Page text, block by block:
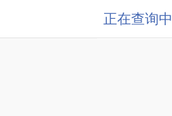
正在查询中